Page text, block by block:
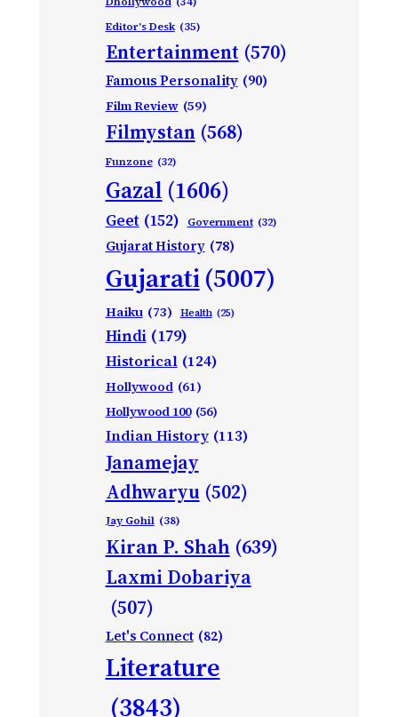
Editor's Desk (35)
Entertainment (570)
Famous Personality (90)
Film Review (59)
Filmystan (568)
Funzone (32)
Gazal (1606)
Geet (152) Government (32)
Gujarat History (78)
Gujarati(5007)
Haiku (73) Health (25)
Hindi (179)
Historical (124)
Hollywood (61)
Hollywood 100 (56)
Indian History (113)
Janamejay
Adhwaryu (502)
Jay Gohil (38)
Kiran P. Shah (639)
Laxmi Dobariya
(507)
Let's Connect (82)
Literature
(3843)